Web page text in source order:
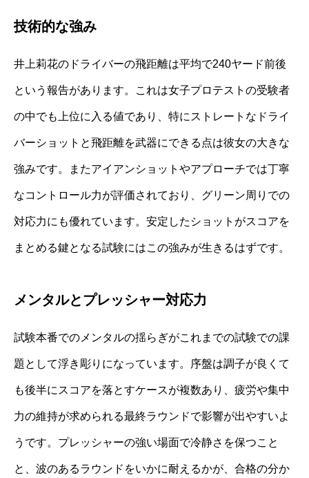
技術的な強み
井上莉花のドライバーの飛距離は平均で240ヤード前後
という報告があります。これは女子プロテストの受験者
の中でも上位に入る値であり、特にストレートなドライ
バーショットと飛距離を武器にできる点は彼女の大きな
強みです。またアイアンショットやアプローチでは丁寧
なコントロール力が評価されており、グリーン周りでの
対応力にも優れています。安定したショットがスコアを
まとめる鍵となる試験にはこの強みが生きるはずです。
メンタルとプレッシャー対応力
試験本番でのメンタルの揺らぎがこれまでの試験での課
題として浮き彫りになっています。序盤は調子が良くて
も後半にスコアを落とすケースが複数あり、疲労や集中
力の維持が求められる最終ラウンドで影響が出やすいよ
うです。プレッシャーの強い場面で冷静さを保つこと
と、波のあるラウンドをいかに耐えるかが、合格の分か